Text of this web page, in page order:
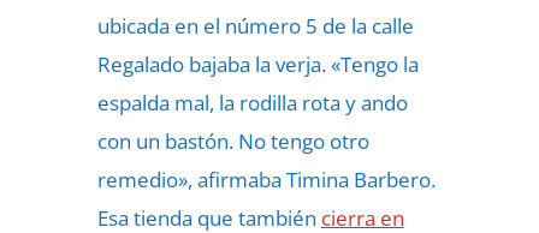
ubicada en el número 5 de la calle
Regalado bajaba la verja. «Tengo la
espalda mal, la rodilla rota y ando
con un bastón. No tengo otro
remedio», afirmaba Timina Barbero.
Esa tienda que también cierra en